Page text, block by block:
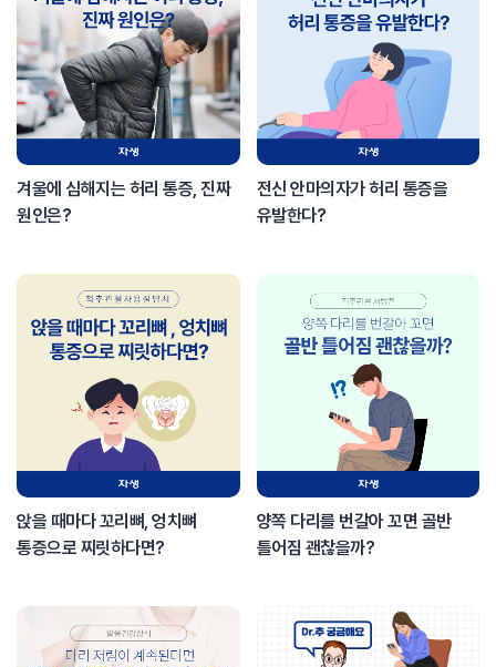
겨울에 심해지는 허리 통증, 진짜
원인은?
전신 안마의자가 허리 통증을
유발한다?
앉을 때마다 꼬리뼈, 엉치뼈
통증으로 찌릿하다면?
양쪽 다리를 번갈아 꼬면 골반
틀어짐 괜찮을까?